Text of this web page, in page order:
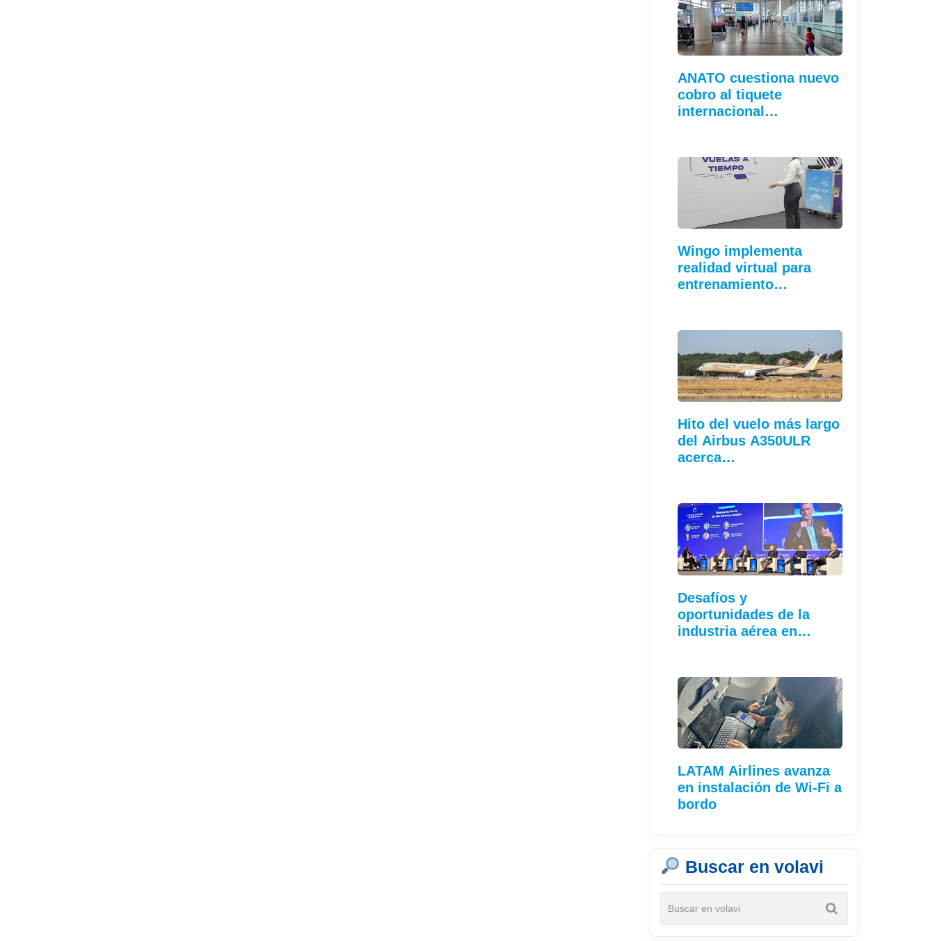
ANATO cuestiona nuevo
cobro al tiquete
internacional…
Wingo implementa
realidad virtual para
entrenamiento…
Hito del vuelo más largo
del Airbus A350ULR
acerca…
Desafíos y
oportunidades de la
industria aérea en…
LATAM Airlines avanza
en instalación de Wi-Fi a
bordo
Buscar en volavi